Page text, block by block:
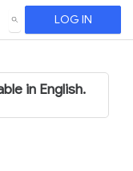
SEARCH LOG IN
in English.